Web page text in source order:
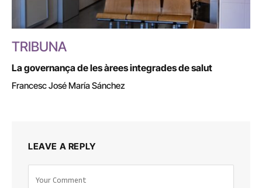
TRIBUNA
La governança de les àrees integrades de salut
Francesc José María Sánchez
LEAVE A REPLY